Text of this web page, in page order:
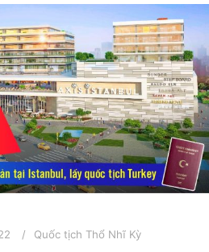
Quốc tịch Thổ Nhĩ Kỳ